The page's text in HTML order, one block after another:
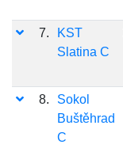
7.
KST
Slatina C
8.
Sokol
Buštěhrad
C